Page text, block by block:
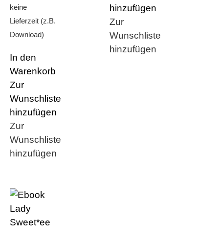
keine
Lieferzeit (z.B.
Download)
In den
Warenkorb
Zur
Wunschliste
hinzufügen
Zur
Wunschliste
hinzufügen
hinzufügen
Zur
Wunschliste
hinzufügen